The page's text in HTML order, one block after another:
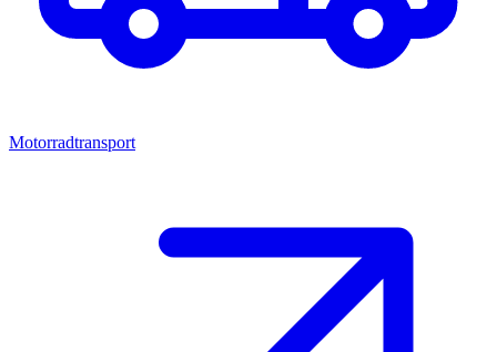
Motorradtransport